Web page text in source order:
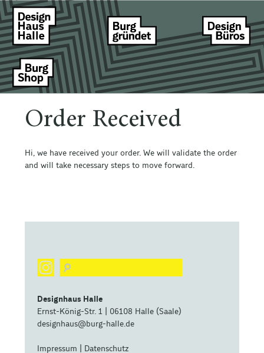
Order Received
Hi, we have received your order. We will validate the order
and will take necessary steps to move forward.
Designhaus Halle
Ernst-König-Str. 1 | 06108 Halle (Saale)
designhaus@burg-halle.de
Impressum Datenschutz